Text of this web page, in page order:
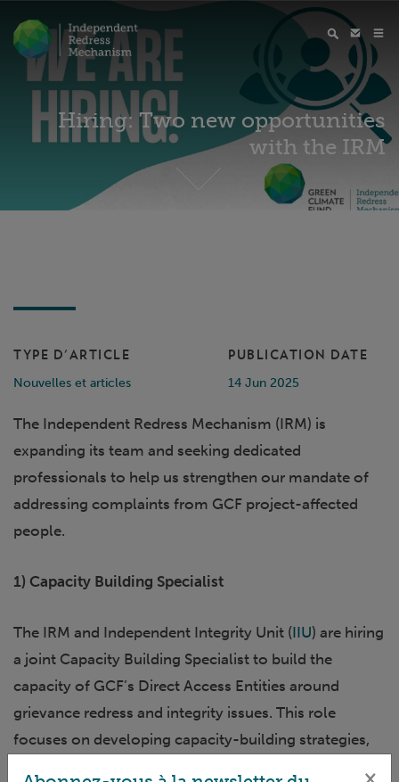
Hiring: Two new opportunities
with the IRM
TYPE D'ARTICLE
Nouvelles et articles
PUBLICATION DATE
14 Jun 2025
The Independent Redress Mechanism (IRM) is
expanding its team and seeking dedicated
professionals to help us strengthen our mandate of
addressing complaints from GCF project-affected
people.
1) Capacity Building Specialist
The IRM and Independent Integrity Unit (IIU) are hiring
a joint Capacity Building Specialist to build the
capacity of GCF’s Direct Access Entities around
grievance redress and integrity issues. This role
focuses on developing capacity-building strategies,